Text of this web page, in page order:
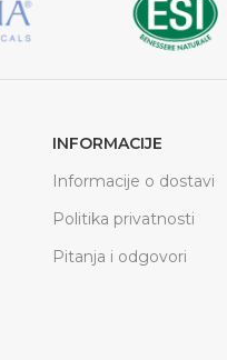
INFORMACIJE
Informacije o dostavi
Politika privatnosti
Pitanja i odgovori